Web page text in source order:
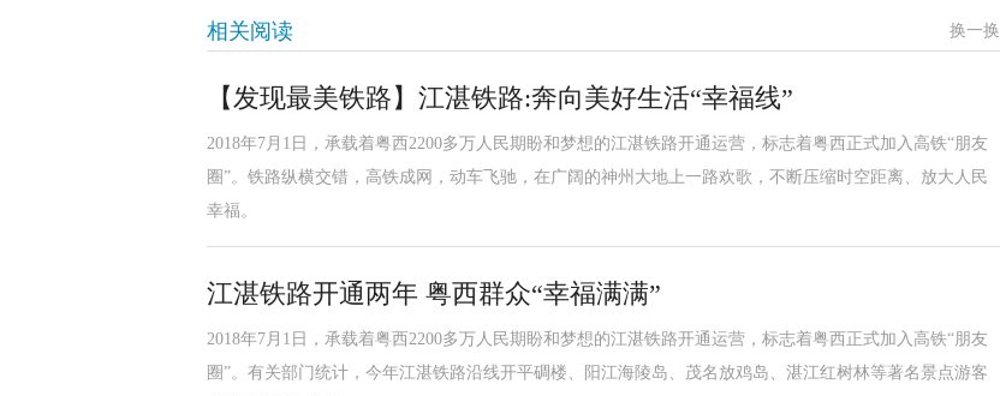
相关阅读 换一换
【发现最美铁路】江湛铁路:奔向美好生活“幸福线”
2018年7月1日，承载着粤西2200多万人民期盼和梦想的江湛铁路开通运营，标志着粤西正式加入高铁“朋友
圈”。铁路纵横交错，高铁成网，动车飞驰，在广阔的神州大地上一路欢歌，不断压缩时空距离、放大人民
幸福。
江湛铁路开通两年 粤西群众“幸福满满”
2018年7月1日，承载着粤西2200多万人民期盼和梦想的江湛铁路开通运营，标志着粤西正式加入高铁“朋友
圈”。有关部门统计，今年江湛铁路沿线开平碉楼、阳江海陵岛、茂名放鸡岛、湛江红树林等著名景点游客